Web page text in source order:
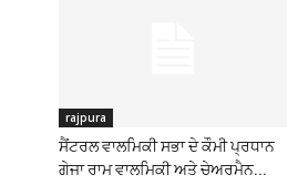
rajpura
ਸੈਂਟਰਲ ਵਾਲਮਿਕੀ ਸਭਾ ਦੇ ਕੌਮੀ ਪ੍ਰਧਾਨ
ਗੇਜਾ ਰਾਮ ਵਾਲਮਿਕੀ ਅਤੇ ਚੇਅਰਮੈਨ...